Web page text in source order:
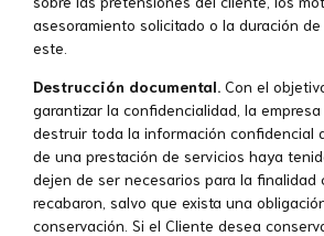
asesoramiento solicitado o la duración
este.
Destrucción documental. Con el
garantizar la confidencialidad, la
destruir toda la información confidencial
de una prestación de servicios haya
dejen de ser necesarios para la finalidad
recabaron, salvo que exista una
conservación. Si el Cliente desea